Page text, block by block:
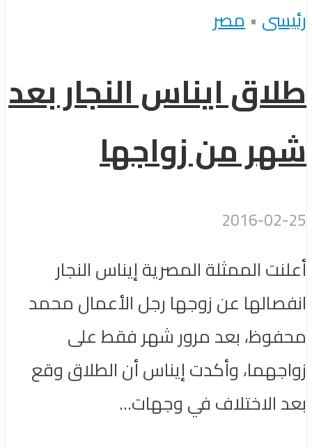
رئيسى •مصر
طلاق ايناس النجار بعد
شهر من زواجها
2016-02-25
أعلنت الممثلة المصرية إيناس النجار
انفصالها عن زوجها رجل الأعمال محمد
محفوظ، بعد مرور شهر فقط على
زواجهما، وأكدت إيناس أن الطلاق وقع
بعد الاختلاف في وجهات...